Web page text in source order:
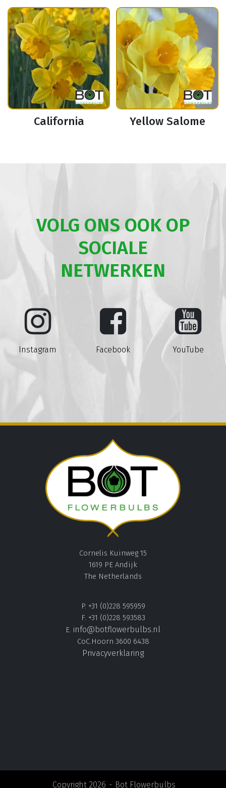
California Yellow Salome
VOLG ONS OOK OP
SOCIALE
NETWERKEN
Instagram Facebook YouTube
Cornelis Kuinweg 15
1619 PE Andijk
The Netherlands
P. +31 (0)228 595959
F. +31 (0)228 593583
E. info@botflowerbulbs.nl
CoC.Hoorn 3600 6438
Privacyverklaring
Copyright 2026 Bot Flowerbulbs